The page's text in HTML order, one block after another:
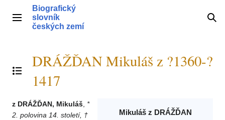
obsahHlavní menu
Biografický
slovník
českých zemí
Přepnout obsah
DRÁŽĎAN Mikuláš z ?1360-?
1417
Mikuláš z DRÁŽĎAN
z DRÁŽĎAN, Mikuláš *
2. polovina 14. století, †